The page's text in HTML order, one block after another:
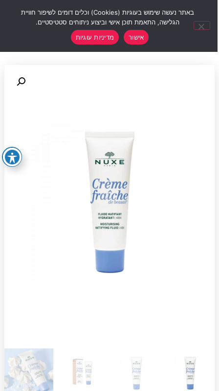
באתר נעשה שימוש בעוגיות (Cookies) וכלים דומים לשיפור חוויית
הגלישה, התאמת תוכן אישי וביצוע ניתוחים סטטיסטיים.
אישור
מדיניות עוגיות